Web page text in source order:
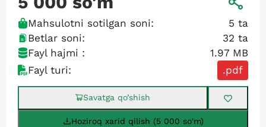
Mahsulotni sotilgan soni: 5 ta
Betlar soni:
32 ta
Fayl hajmi :
1.97 MB
Fayl turi:
.pdf
Savatga qo’shish
Hoziroq xarid qilish (5 000 so'm)